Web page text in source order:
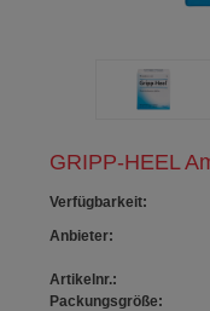
GRIPP-HEEL
Verfügbarkeit:
Anbieter:
Artikelnr.:
Packungsgröße: